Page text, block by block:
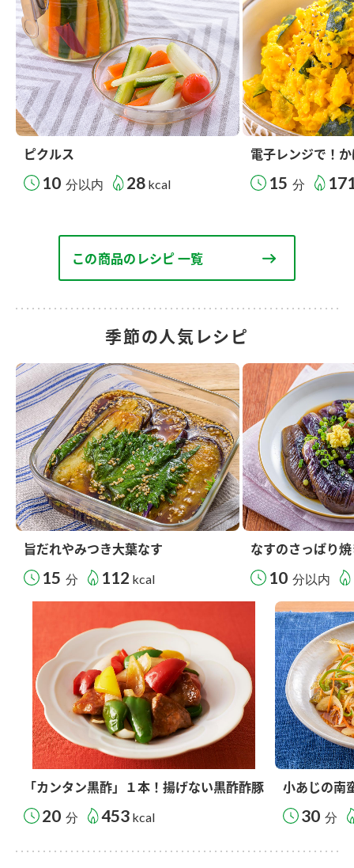
ピクルス
10 分以内 28 kcal
電子レンジで！
15 分
この商品のレシピ 一覧
季節の人気レシピ
旨だれやみつき大葉なす
15 分 112 kcal
なすのさっぱり
10 分以内
「カンタン黒酢」１本！揚げない黒酢酢豚
20 分 453 kcal
小あじの南
30 分